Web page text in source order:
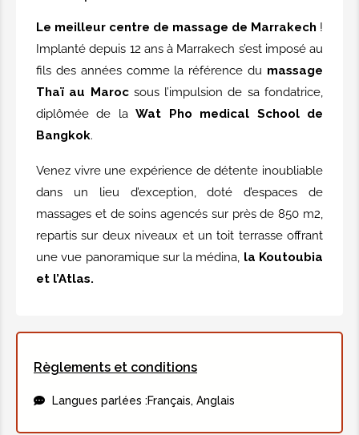
TARIFS MASSAGES
1h de massage thai traditionnel
sans huile
1h de massage aux huiles
chaudes
55,00€
58,00€
1h de massage aux huiles
Le meilleur centre de massage de Marrakech !
Implanté depuis 12 ans à Marrakech s’est imposé au
fils des années comme la référence du massage
Thaï au Maroc sous l’impulsion de sa fondatrice,
diplômée de laWat Pho medical School de
Bangkok.
Venez vivre une expérience de détente inoubliable
dans un lieu d’exception, doté d’espaces de
massages et de soins agencés sur près de 850 m2,
repartis sur deux niveaux et un toit terrasse offrant
une vue panoramique sur la médina, la Koutoubia
et l’Atlas.
Règlements et conditions
Langues parlées :Français, Anglais